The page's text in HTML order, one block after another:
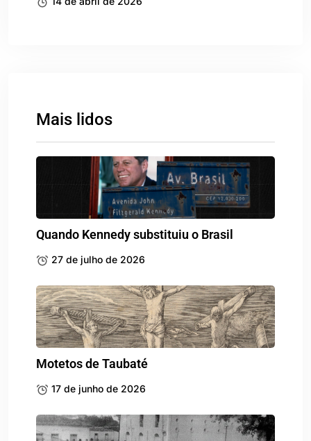
Mais lidos
Quando Kennedy substituiu o Brasil
27 de julho de 2026
Motetos de Taubaté
17 de junho de 2026